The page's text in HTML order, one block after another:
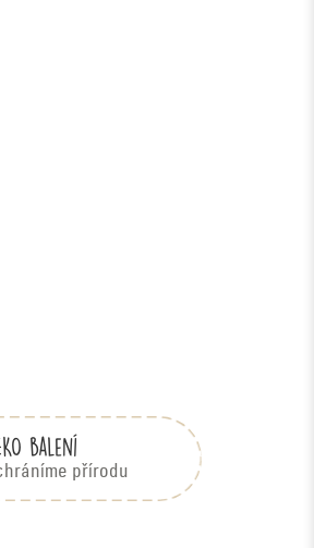
balení
přírodu